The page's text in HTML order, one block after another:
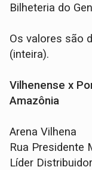
Bilheteria do
Os valores são
(inteira).
Vilhenense x
Amazônia
Arena Vilhena
Rua Presidente
Líder